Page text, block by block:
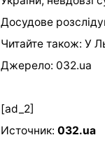
Досудове
Читайте також: У
Джерело: 032.ua
[ad_2]
Источник: 032.ua